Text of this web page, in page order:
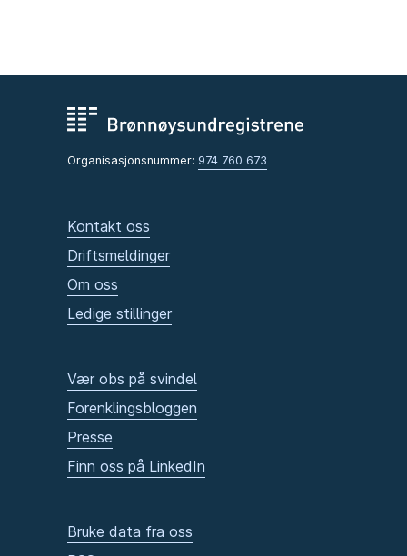
Organisasjonsnummer: 974 760 673
Kontakt oss
Driftsmeldinger
Om oss
Ledige stillinger
Vær obs på svindel
Forenklingsbloggen
Presse
Finn oss på LinkedIn
Bruke data fra oss